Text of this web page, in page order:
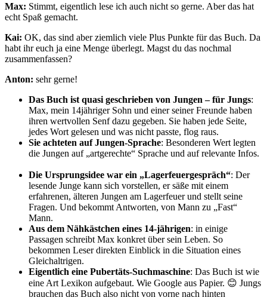
Max: Stimmt, eigentlich lese ich auch nicht so gerne. Aber das hat
echt Spaß gemacht.
Kai: OK, das sind aber ziemlich viele Plus Punkte für das Buch. Da
habt ihr euch ja eine Menge überlegt. Magst du das nochmal
zusammenfassen?
Anton: sehr gerne!
Das Buch ist quasi geschrieben von Jungen – für Jungs:
Max, mein 14jähriger Sohn und einer seiner Freunde haben
ihren wertvollen Senf dazu gegeben. Sie haben jede Seite,
jedes Wort gelesen und was nicht passte, flog raus.
Sie achteten auf Jungen-Sprache: Besonderen Wert legten
die Jungen auf „artgerechte“ Sprache und auf relevante Infos.
Die Ursprungsidee war ein „Lagerfeuergespräch“: Der
lesende Junge kann sich vorstellen, er säße mit einem
erfahrenen, älteren Jungen am Lagerfeuer und stellt seine
Fragen. Und bekommt Antworten, von Mann zu „Fast“
Mann.
Aus dem Nähkästchen eines 14-jährigen: in einige
Passagen schreibt Max konkret über sein Leben. So
bekommen Leser direkten Einblick in die Situation eines
Gleichaltrigen.
Eigentlich eine Pubertäts-Suchmaschine: Das Buch ist wie
eine Art Lexikon aufgebaut. Wie Google aus Papier. 😊 Jungs
brauchen das Buch also nicht von vorne nach hinten